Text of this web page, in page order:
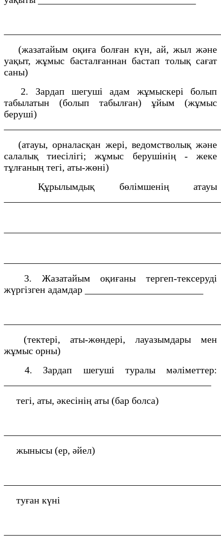
(жазатайым оқиға болған күн, ай, жыл және
уақыт, жұмыс басталғаннан бастап толық сағат
саны)
2. Зардап шегуші адам жұмыскері болып
табылатын (болып табылған) ұйым (жұмыс
беруші)
(атауы, орналасқан жері, ведомстволық және
салалық тиесілігі; жұмыс берушінің - жеке
тұлғаның тегі, аты-жөні)
Құрылымдық бөлімшенің атауы
3. Жазатайым оқиғаны тергеп-тексеруді
жүргізген адамдар ________________________
(тектері, аты-жөндері, лауазымдары мен
жұмыс орны)
4. Зардап шегуші туралы мәліметтер:
тегі, аты, әкесінің аты (бар болса)
жынысы (ер, әйел)
туған күні